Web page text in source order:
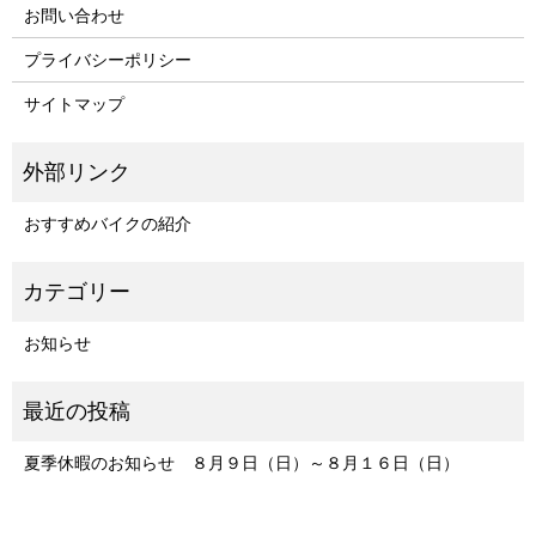
お問い合わせ
プライバシーポリシー
サイトマップ
おすすめバイクの紹介
お知らせ
夏季休暇のお知らせ ８月９日（日）～８月１６日（日）